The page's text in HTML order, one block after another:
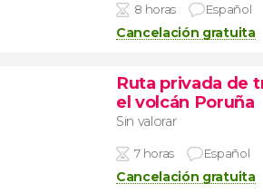
8 horas Español
Cancelación gratuita
Ruta privada de
el volcán Poruña
Sin valorar
7 horas Español
Cancelación gratuita